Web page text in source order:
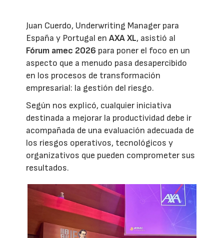
Juan Cuerdo, Underwriting Manager para
España y Portugal enAXA XL, asistió al
Fórum amec 2026 para poner el foco en un
aspecto que a menudo pasa desapercibido
en los procesos de transformación
empresarial: la gestión del riesgo.
Según nos explicó, cualquier iniciativa
destinada a mejorar la productividad debe ir
acompañada de una evaluación adecuada de
los riesgos operativos, tecnológicos y
organizativos que pueden comprometer sus
resultados.